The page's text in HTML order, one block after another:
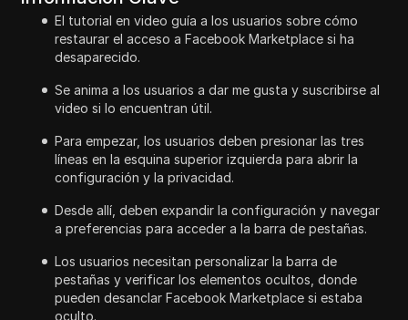
El tutorial en video guía a los usuarios sobre cómo
restaurar el acceso a Facebook Marketplace si ha
desaparecido.
Se anima a los usuarios a dar me gusta y suscribirse al
video si lo encuentran útil.
Para empezar, los usuarios deben presionar las tres
líneas en la esquina superior izquierda para abrir la
configuración y la privacidad.
Desde allí, deben expandir la configuración y navegar
a preferencias para acceder a la barra de pestañas.
Los usuarios necesitan personalizar la barra de
pestañas y verificar los elementos ocultos, donde
pueden desanclar Facebook Marketplace si estaba
oculto.